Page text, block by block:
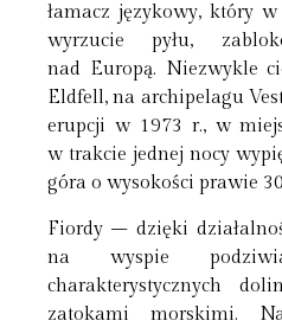
łamacz językowy, który
wyrzucie pyłu,
nad Europą. Niezwykle
Eldfell, na archipelagu
erupcji w 1973 r., w
w trakcie jednej nocy
góra o wysokości prawie
Fiordy – dzięki
na wyspie
charakterystycznych
zatokami morskimi.